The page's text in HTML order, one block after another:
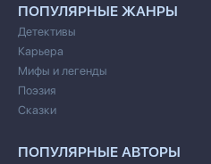
ПОПУЛЯРНЫЕ ЖАНРЫ
Детективы
Карьера
Мифы и легенды
Поэзия
Сказки
ПОПУЛЯРНЫЕ АВТОРЫ